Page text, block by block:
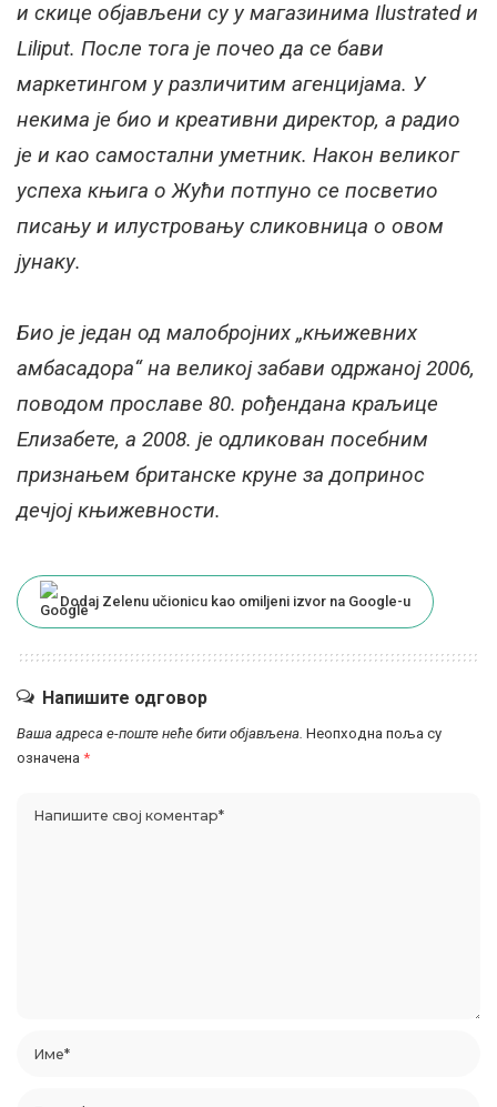
и скице објављени су у магазинима Ilustratedи
Liliput. После тога је почео да се бави
маркетингом у различитим агенцијама. У
некима је био и креативни директор, а радио
је и као самостални уметник. Након великог
успеха књига о Жући потпуно се посветио
писању и илустровању сликовница о овом
јунаку.
Био је један од малобројних „књижевних
амбасадора“ на великој забави одржаној 2006,
поводом прославе 80. рођендана краљице
Елизабете, а 2008. је одликован посебним
признањем британске круне за допринос
дечјој књижевности.
Dodaj Zelenu učionicu kao omiljeni izvor na Google-u
Напишите одговор
Ваша адреса е-поште неће бити објављена. Неопходна поља су
означена *